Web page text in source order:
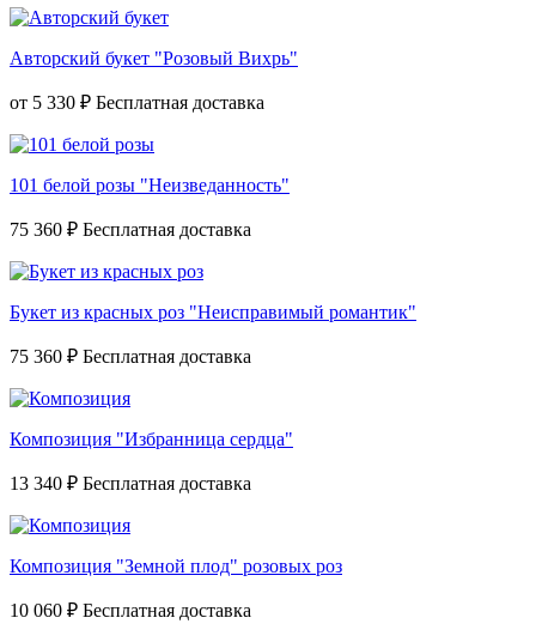
Авторский букет "Розовый Вихрь"
от 5 330 ₽
101 белой розы "Неизведанность"
75 360 ₽
Букет из красных роз "Неисправимый романтик"
75 360 ₽
Композиция "Избранница сердца"
13 340 ₽
Композиция "Земной плод" розовых роз
10 060 ₽